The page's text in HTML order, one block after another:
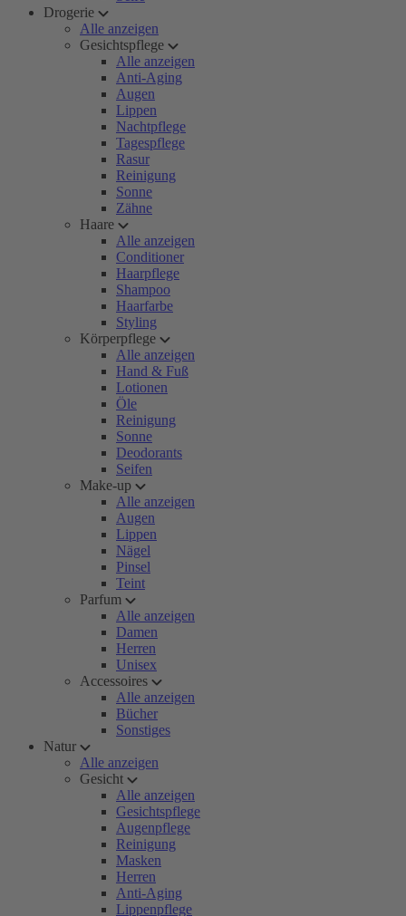
Drogerie
Alle anzeigen
Gesichtspflege
Alle anzeigen
Anti-Aging
Augen
Lippen
Nachtpflege
Tagespflege
Rasur
Reinigung
Sonne
Zähne
Haare
Alle anzeigen
Conditioner
Haarpflege
Shampoo
Haarfarbe
Styling
Körperpflege
Alle anzeigen
Hand & Fuß
Lotionen
Öle
Reinigung
Sonne
Deodorants
Seifen
Make-up
Alle anzeigen
Augen
Lippen
Nägel
Pinsel
Teint
Parfum
Alle anzeigen
Damen
Herren
Unisex
Accessoires
Alle anzeigen
Bücher
Sonstiges
Natur
Alle anzeigen
Gesicht
Alle anzeigen
Gesichtspflege
Augenpflege
Reinigung
Masken
Herren
Anti-Aging
Lippenpflege